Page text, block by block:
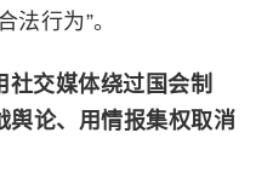
法行为”。
社交媒体绕过国会制
舆论、用情报集权取消